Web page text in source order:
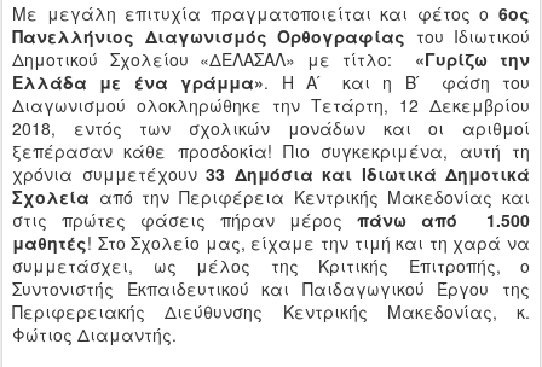
Με μεγάλη επιτυχία πραγματοποιείται και φέτος ο 6ος
Πανελλήνιος Διαγωνισμός Ορθογραφίας του Ιδιωτικού
Δημοτικού Σχολείου «ΔΕΛΑΣΑΛ» με τίτλο: «Γυρίζω την
Ελλάδα με ένα γράμμα». Η Α ́ και η Β ́ φάση του
Διαγωνισμού ολοκληρώθηκε την Τετάρτη, 12 Δεκεμβρίου
2018, εντός των σχολικών μονάδων και οι αριθμοί
ξεπέρασαν κάθε προσδοκία! Πιο συγκεκριμένα, αυτή τη
χρόνια συμμετέχουν 33 Δημόσια και Ιδιωτικά Δημοτικά
Σχολεία από την Περιφέρεια Κεντρικής Μακεδονίας και
στις πρώτες φάσεις πήραν μέρος πάνω από 1.500
μαθητές! Στο Σχολείο μας, είχαμε την τιμή και τη χαρά να
συμμετάσχει, ως μέλος της Κριτικής Επιτροπής, ο
Συντονιστής Εκπαιδευτικού και Παιδαγωγικού Έργου της
Περιφερειακής Διεύθυνσης Κεντρικής Μακεδονίας, κ.
Φώτιος Διαμαντής.